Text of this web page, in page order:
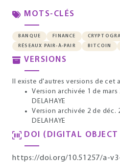
MOTS-CLÉS
BANQUE FINANCE
RÉSEAUX PAIR-À-PAIR
BITCOIN
VERSIONS
Il existe d'autres versions de cet
Version archivée 1 de mars
DELAHAYE
Version archivée 2 de déc.
DELAHAYE
DOI (DIGITAL OBJECT
https://doi.org/10.51257/a-